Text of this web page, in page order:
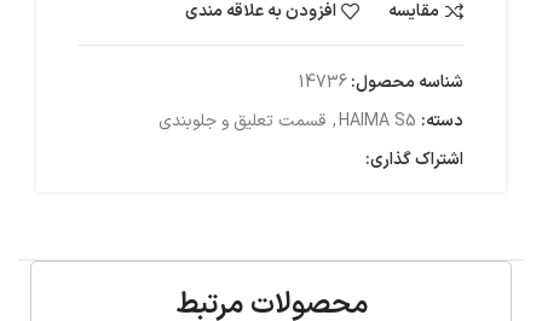
مقایسه
افزودن به علاقه مندی
شناسه محصول:14736
دسته: HAIMA S5
, قسمت تعلیق و جلوبندی
اشتراک گذاری:
محصولات مرتبط